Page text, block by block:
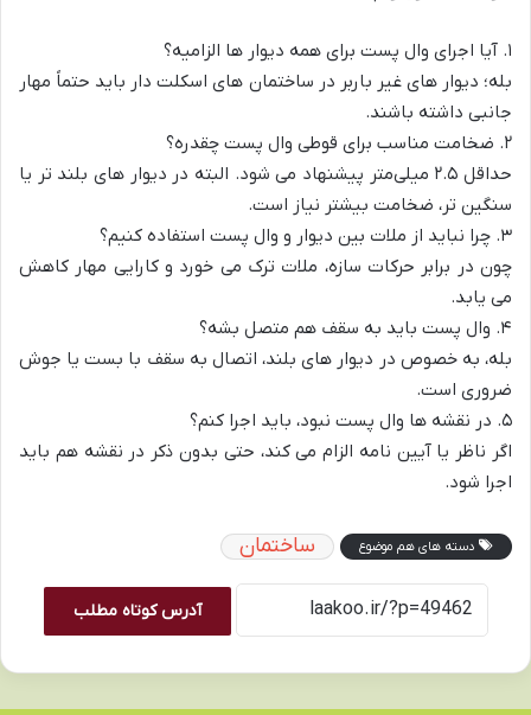
۱. آیا اجرای وال پست برای همه دیوار ها الزامیه؟
بله؛ دیوار های غیر باربر در ساختمان‌ های اسکلت‌ دار باید حتماً مهار
جانبی داشته باشند.
۲. ضخامت مناسب برای قوطی وال پست چقدره؟
حداقل ۲.۵ میلی‌متر پیشنهاد می‌ شود. البته در دیوار های بلند تر یا
سنگین‌ تر، ضخامت بیشتر نیاز است.
۳. چرا نباید از ملات بین دیوار و وال پست استفاده کنیم؟
چون در برابر حرکات سازه، ملات ترک می‌ خورد و کارایی مهار کاهش
می‌ یابد.
۴. وال پست باید به سقف هم متصل بشه؟
بله، به‌ خصوص در دیوار های بلند، اتصال به سقف با بست یا جوش
ضروری است.
۵. در نقشه‌ ها وال پست نبود، باید اجرا کنم؟
اگر ناظر یا آیین‌ نامه الزام می‌ کند، حتی بدون ذکر در نقشه هم باید
اجرا شود.
دسته های هم موضوع ساختمان
آدرس کوتاه مطلب